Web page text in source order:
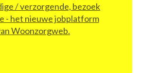
/ verzorgende, bezoek
- het nieuwe jobplatform
Woonzorgweb.